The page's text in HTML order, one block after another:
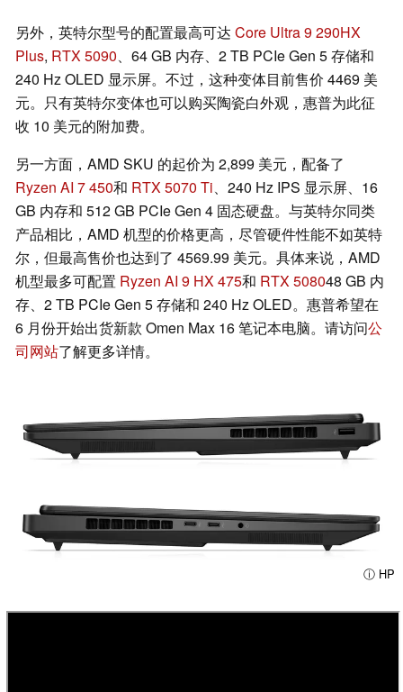
另外，英特尔型号的配置最高可达 Core Ultra 9 290HX
Plus, RTX 5090 、64 GB 内存、2 TB PCIe Gen 5 存储和
240 Hz OLED 显示屏。不过，这种变体目前售价 4469 美
元。只有英特尔变体也可以购买陶瓷白外观，惠普为此征
收 10 美元的附加费。
另一方面，AMD SKU 的起价为 2,899 美元，配备了
Ryzen AI 7 450和 RTX 5070 Ti 、240 Hz IPS 显示屏、16
GB 内存和 512 GB PCIe Gen 4 固态硬盘。与英特尔同类
产品相比，AMD 机型的价格更高，尽管硬件性能不如英特
尔，但最高售价也达到了 4569.99 美元。具体来说，AMD
机型最多可配置 Ryzen AI 9 HX 475和 RTX 508048 GB 内
存、2 TB PCIe Gen 5 存储和 240 Hz OLED。惠普希望在
6 月份开始出货新款 Omen Max 16 笔记本电脑。请访问公
司网站了解更多详情。
ⓘ HP